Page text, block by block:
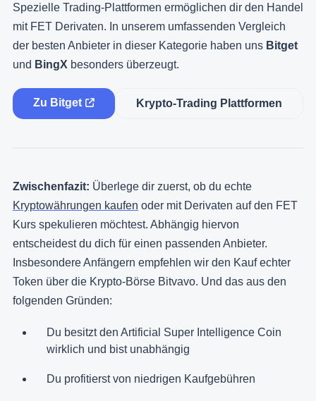
Spezielle Trading-Plattformen ermöglichen dir den Handel
mit FET Derivaten. In unserem umfassenden Vergleich
der besten Anbieter in dieser Kategorie haben uns Bitget
und BingX besonders überzeugt.
Zu Bitget Krypto-Trading Plattformen
Zwischenfazit: Überlege dir zuerst, ob du echte
Kryptowährungen kaufen oder mit Derivaten auf den FET
Kurs spekulieren möchtest. Abhängig hiervon
entscheidest du dich für einen passenden Anbieter.
Insbesondere Anfängern empfehlen wir den Kauf echter
Token über die Krypto-Börse Bitvavo. Und das aus den
folgenden Gründen:
Du besitzt den Artificial Super Intelligence Coin
wirklich und bist unabhängig
Du profitierst von niedrigen Kaufgebühren